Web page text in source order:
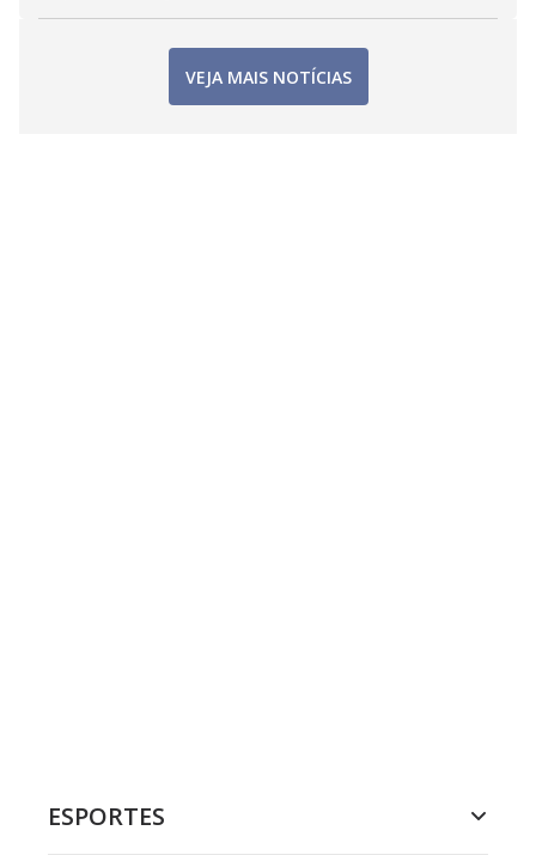
VEJA MAIS NOTÍCIAS
ESPORTES